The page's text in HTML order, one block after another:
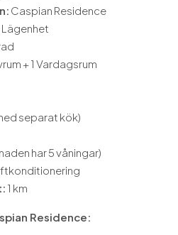
Caspian Residence
Lägenhet
+ 1 Vardagsrum
separat kök)
har 5 våningar)
1 km
Residence: